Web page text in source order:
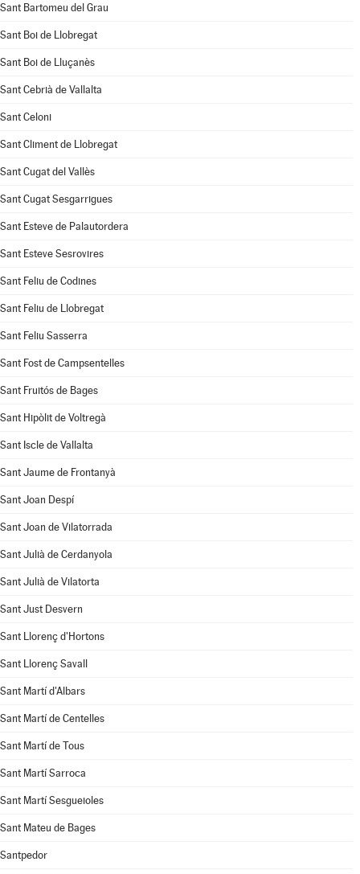
Sant Bartomeu del Grau
Sant Boi de Llobregat
Sant Boi de Lluçanès
Sant Cebrià de Vallalta
Sant Celoni
Sant Climent de Llobregat
Sant Cugat del Vallès
Sant Cugat Sesgarrigues
Sant Esteve de Palautordera
Sant Esteve Sesrovires
Sant Feliu de Codines
Sant Feliu de Llobregat
Sant Feliu Sasserra
Sant Fost de Campsentelles
Sant Fruitós de Bages
Sant Hipòlit de Voltregà
Sant Iscle de Vallalta
Sant Jaume de Frontanyà
Sant Joan Despí
Sant Joan de Vilatorrada
Sant Julià de Cerdanyola
Sant Julià de Vilatorta
Sant Just Desvern
Sant Llorenç d'Hortons
Sant Llorenç Savall
Sant Martí d'Albars
Sant Martí de Centelles
Sant Martí de Tous
Sant Martí Sarroca
Sant Martí Sesgueioles
Sant Mateu de Bages
Santpedor